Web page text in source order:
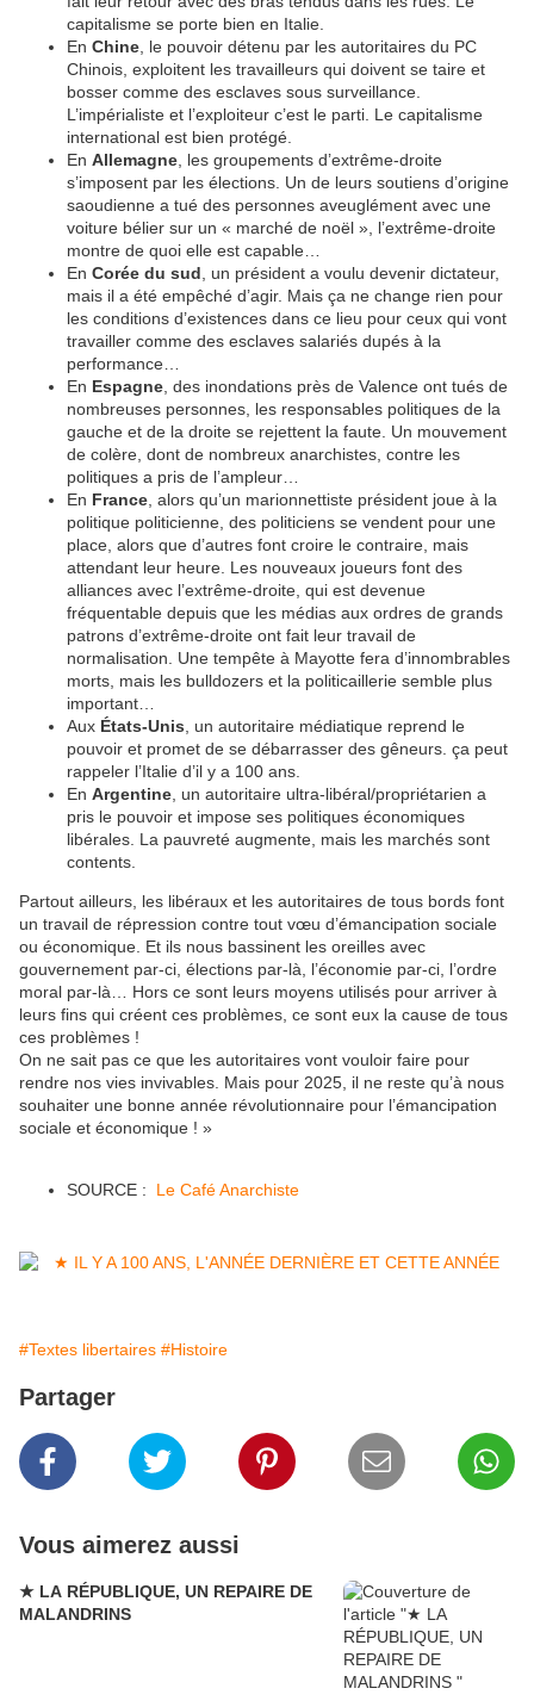
capitalisme se porte bien en Italie.
En Chine , le pouvoir détenu par les autoritaires du PC
Chinois, exploitent les travailleurs qui doivent se taire et
bosser comme des esclaves sous surveillance.
L’impérialiste et l’exploiteur c’est le parti. Le capitalisme
international est bien protégé.
En Allemagne , les groupements d’extrême-droite
s’imposent par les élections. Un de leurs soutiens d’origine
saoudienne a tué des personnes aveuglément avec une
voiture bélier sur un « marché de noël », l’extrême-droite
montre de quoi elle est capable…
En Corée du sud , un président a voulu devenir dictateur,
mais il a été empêché d’agir. Mais ça ne change rien pour
les conditions d’existences dans ce lieu pour ceux qui vont
travailler comme des esclaves salariés dupés à la
performance…
En Espagne , des inondations près de Valence ont tués de
nombreuses personnes, les responsables politiques de la
gauche et de la droite se rejettent la faute. Un mouvement
de colère, dont de nombreux anarchistes, contre les
politiques a pris de l’ampleur…
En France , alors qu’un marionnettiste président joue à la
politique politicienne, des politiciens se vendent pour une
place, alors que d’autres font croire le contraire, mais
attendant leur heure. Les nouveaux joueurs font des
alliances avec l’extrême-droite, qui est devenue
fréquentable depuis que les médias aux ordres de grands
patrons d’extrême-droite ont fait leur travail de
normalisation. Une tempête à Mayotte fera d’innombrables
morts, mais les bulldozers et la politicaillerie semble plus
important…
Aux États-Unis , un autoritaire médiatique reprend le
pouvoir et promet de se débarrasser des gêneurs. ça peut
rappeler l’Italie d’il y a 100 ans.
En Argentine , un autoritaire ultra-libéral/propriétarien a
pris le pouvoir et impose ses politiques économiques
libérales. La pauvreté augmente, mais les marchés sont
contents.
Partout ailleurs, les libéraux et les autoritaires de tous bords font
un travail de répression contre tout vœu d’émancipation sociale
ou économique. Et ils nous bassinent les oreilles avec
gouvernement par-ci, élections par-là, l’économie par-ci, l’ordre
moral par-là… Hors ce sont leurs moyens utilisés pour arriver à
leurs fins qui créent ces problèmes, ce sont eux la cause de tous
ces problèmes !
On ne sait pas ce que les autoritaires vont vouloir faire pour
rendre nos vies invivables. Mais pour 2025, il ne reste qu’à nous
souhaiter une bonne année révolutionnaire pour l’émancipation
sociale et économique ! »
SOURCE : Le Café Anarchiste
#Textes libertaires #Histoire
Partager
Vous aimerez aussi
★ LA RÉPUBLIQUE, UN REPAIRE DE
MALANDRINS